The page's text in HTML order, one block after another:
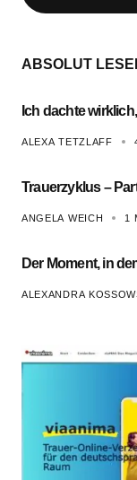
ABSOLUT
Ich dachte
ALEXA TETZLAFF
Trauerzyklus – Part
ANGELA WEICH 1
Der Moment, in
ALEXANDRA